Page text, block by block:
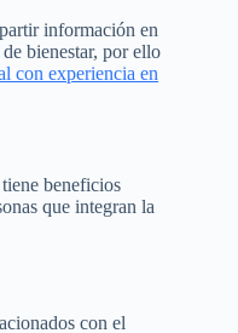
información en
bienestar, por ello
con experiencia en
beneficios
que integran la
con el